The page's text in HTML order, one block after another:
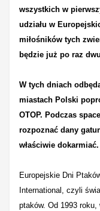
wszystkich w
udziału w
miłośników tych
będzie już po raz
W tych dniach
miastach Polski
OTOP. Podczas
rozpoznać dany
właściwie dokarmiać.
Europejskie Dni
International, czyli
ptaków. Od 1993